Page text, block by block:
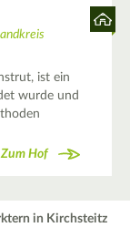
ist ein
wurde und
Zum Hof
in Kirchsteitz